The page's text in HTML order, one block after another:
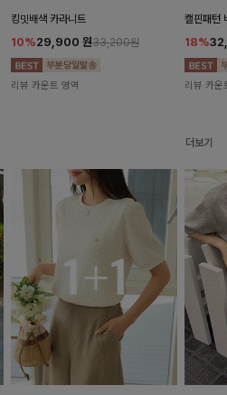
킹밋배색 카라니트
10%29,900 원33,200원
리뷰 카운트 영역
캘핀패턴
18%
리뷰 카운
더보기